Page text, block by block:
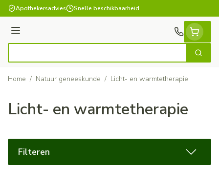
Ga naar de inhoud
Apothekersadvies Snelle beschikbaarheid
Menu
Zoek
Home / Natuur geneeskunde / Licht- en warmtetherapie
Licht- en warmtetherapie
Filteren